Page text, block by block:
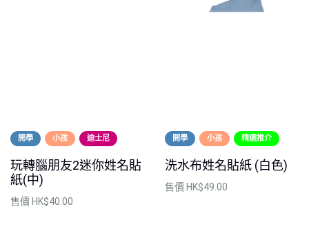
開學 小孩 迪士尼
玩轉腦朋友2迷你姓名貼
紙(中)
售價 HK$40.00
開學 小孩 精選推介
洗水布姓名貼紙 (白色)
售價 HK$49.00